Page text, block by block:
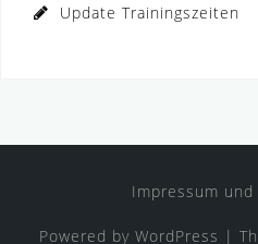
Update Trainingszeiten
Impressum
Powered by WordPress |